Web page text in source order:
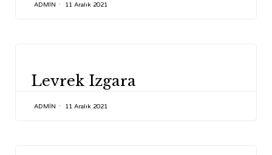
ADMIN 11 Aralık 2021
Levrek Izgara
ADMIN 11 Aralık 2021